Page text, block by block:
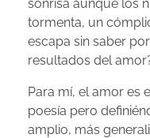
sonrisa aunque los
tormenta, un
escapa sin saber
resultados del
Para mí, el amor es
poesía pero
amplio, más